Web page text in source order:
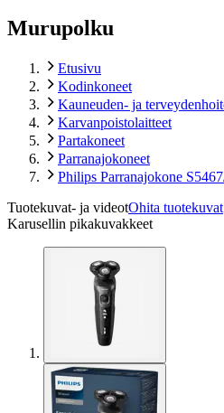
Murupolku
Etusivu
Kodinkoneet
Kauneuden- ja
Karvanpoistolaitteet
Partakoneet
Parranajokoneet
Philips Parranajokone
Tuotekuvat- ja videotOhita tuotekuvat
Karusellin pikakuvakkeet